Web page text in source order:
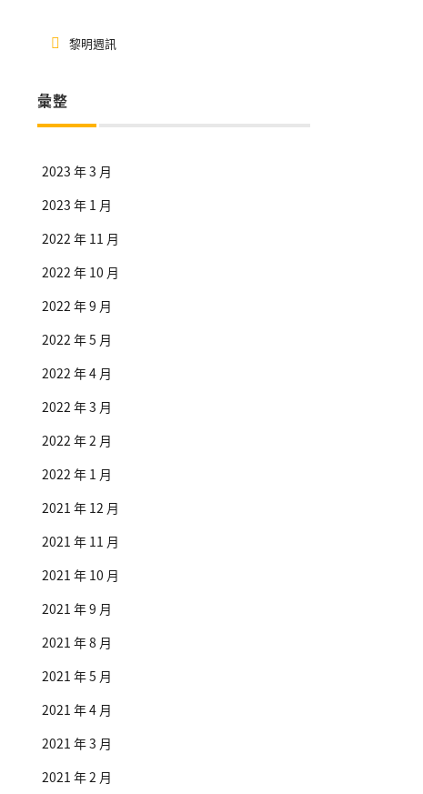
黎明週訊
彙整
2023 年 3 月
2023 年 1 月
2022 年 11 月
2022 年 10 月
2022 年 9 月
2022 年 5 月
2022 年 4 月
2022 年 3 月
2022 年 2 月
2022 年 1 月
2021 年 12 月
2021 年 11 月
2021 年 10 月
2021 年 9 月
2021 年 8 月
2021 年 5 月
2021 年 4 月
2021 年 3 月
2021 年 2 月